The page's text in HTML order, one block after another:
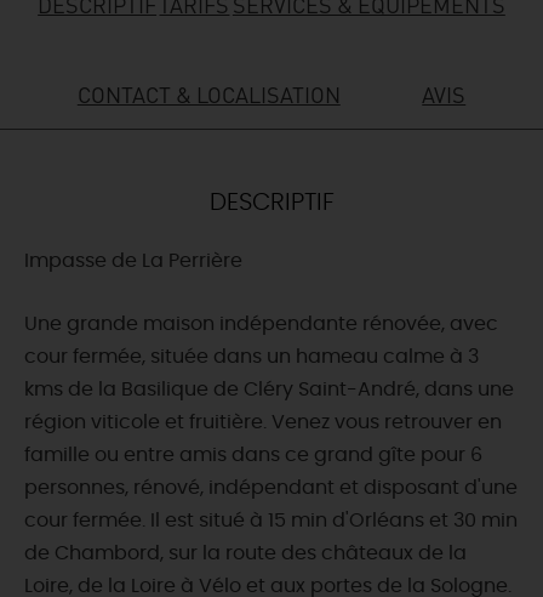
CE WEEK-END
TOUT L'AGENDA
CONTACT & LOCALISATION AVIS
DESCRIPTIF
Impasse de La Perrière
Une grande maison indépendante rénovée, avec
cour fermée, située dans un hameau calme à 3
kms de la Basilique de Cléry Saint-André, dans une
région viticole et fruitière. Venez vous retrouver en
famille ou entre amis dans ce grand gîte pour 6
personnes, rénové, indépendant et disposant d'une
cour fermée. Il est situé à 15 min d'Orléans et 30 min
de Chambord, sur la route des châteaux de la
Loire, de la Loire à Vélo et aux portes de la Sologne.